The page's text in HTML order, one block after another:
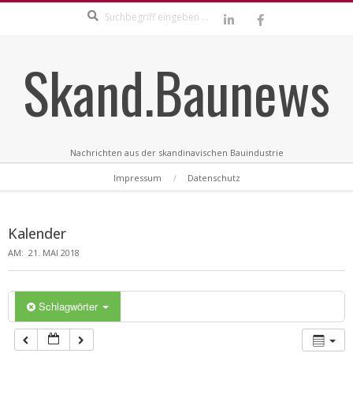
Skand.Baunews
Nachrichten aus der skandinavischen Bauindustrie
Impressum Datenschutz
Kalender
AM: 21. MAI 2018
Schlagwörter